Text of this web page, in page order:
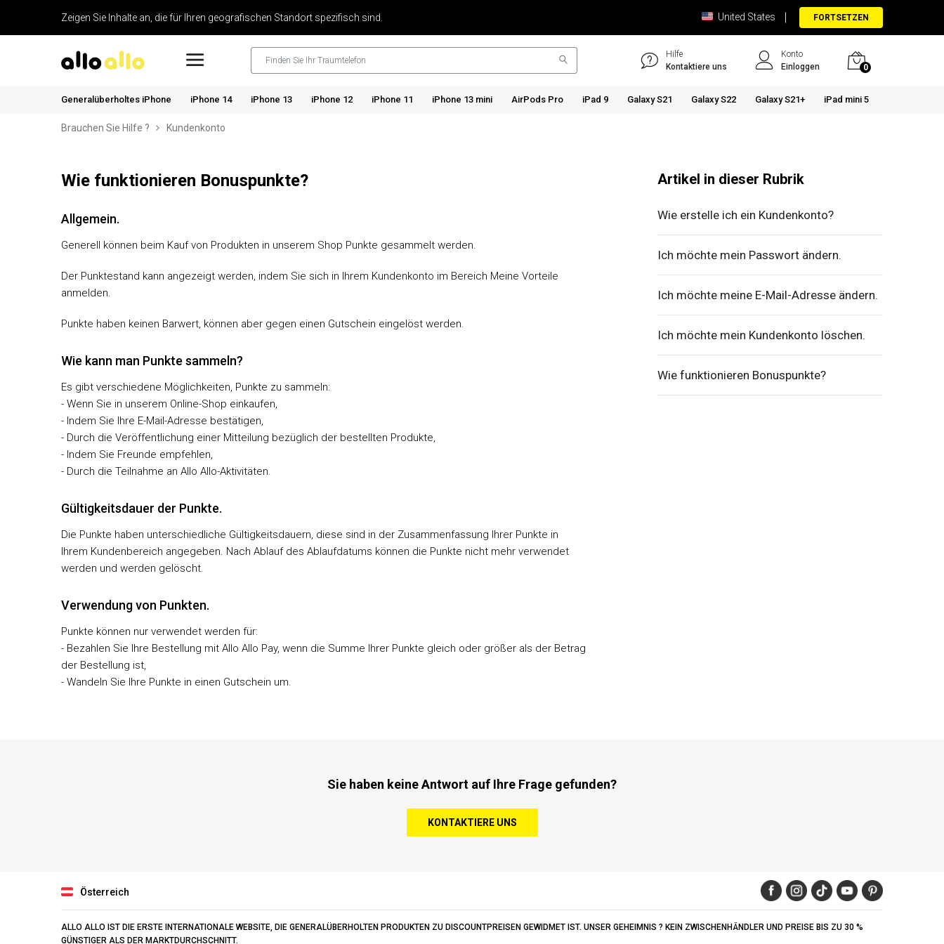
Zeigen Sie Inhalte an, die für Ihren geografischen Standort spezifisch sind. United States FORTSETZEN
Hilfe
Kontaktiere uns
Konto
Einloggen
0
Generalüberholtes iPhone iPhone 14 iPhone 13 iPhone 12 iPhone 11 iPhone 13 mini AirPods Pro iPad 9 Galaxy S21 Galaxy S22 Galaxy S21+ iPad mini 5
Brauchen Sie Hilfe ? Kundenkonto
Wie funktionieren Bonuspunkte?
Allgemein.
Generell können beim Kauf von Produkten in unserem Shop Punkte gesammelt werden.
Der Punktestand kann angezeigt werden, indem Sie sich in Ihrem Kundenkonto im Bereich Meine Vorteile
anmelden.
Punkte haben keinen Barwert, können aber gegen einen Gutschein eingelöst werden.
Wie kann man Punkte sammeln?
Es gibt verschiedene Möglichkeiten, Punkte zu sammeln:
- Wenn Sie in unserem Online-Shop einkaufen,
- Indem Sie Ihre E-Mail-Adresse bestätigen,
- Durch die Veröffentlichung einer Mitteilung bezüglich der bestellten Produkte,
- Indem Sie Freunde empfehlen,
- Durch die Teilnahme an Allo Allo-Aktivitäten.
Gültigkeitsdauer der Punkte.
Die Punkte haben unterschiedliche Gültigkeitsdauern, diese sind in der Zusammenfassung Ihrer Punkte in
Ihrem Kundenbereich angegeben. Nach Ablauf des Ablaufdatums können die Punkte nicht mehr verwendet
werden und werden gelöscht.
Verwendung von Punkten.
Punkte können nur verwendet werden für:
- Bezahlen Sie Ihre Bestellung mit Allo Allo Pay, wenn die Summe Ihrer Punkte gleich oder größer als der Betrag
der Bestellung ist,
- Wandeln Sie Ihre Punkte in einen Gutschein um.
Artikel in dieser Rubrik
Wie erstelle ich ein Kundenkonto?
Ich möchte mein Passwort ändern.
Ich möchte meine E-Mail-Adresse ändern.
Ich möchte mein Kundenkonto löschen.
Wie funktionieren Bonuspunkte?
Sie haben keine Antwort auf Ihre Frage gefunden?
KONTAKTIERE UNS
Österreich
ALLO ALLO IST DIE ERSTE INTERNATIONALE WEBSITE, DIE GENERALÜBERHOLTEN PRODUKTEN ZU DISCOUNTPREISEN GEWIDMET IST. UNSER GEHEIMNIS ? KEIN ZWISCHENHÄNDLER UND PREISE BIS ZU 30 %
GÜNSTIGER ALS DER MARKTDURCHSCHNITT.